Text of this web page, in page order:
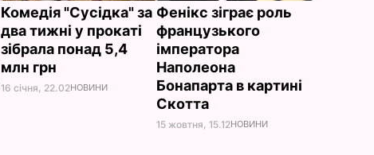
Комедія "Сусідка" за
два тижні у прокаті
зібрала понад 5,4
млн грн
16 січня, 22.02НОВИНИ
Фенікс зіграє роль
французького
імператора
Наполеона
Бонапарта в картині
Скотта
15 жовтня, 15.12НОВИНИ